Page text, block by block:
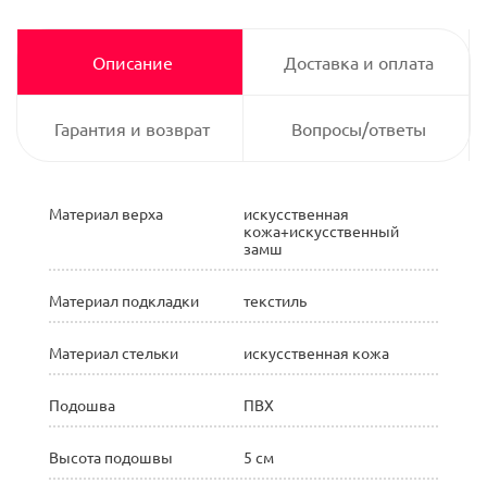
Описание Доставка и оплата
Гарантия и возврат Вопросы/ответы
Материал верха
искусственная
кожа+искусственный
замш
Материал подкладки текстиль
Материал стельки искусственная кожа
Подошва ПВХ
Высота подошвы 5 см